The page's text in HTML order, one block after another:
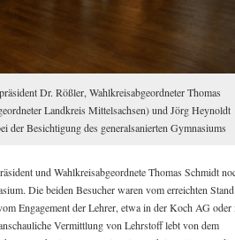
Dr. Rößler, Wahlkreisabgeordneter Thomas
Landkreis Mittelsachsen) und Jörg Heynoldt
der Besichtigung des generalsanierten Gymnasiums
und Wahlkreisabgeordnete Thomas Schmidt
Die beiden Besucher waren vom erreichten Stand
Engagement der Lehrer, etwa in der Koch AG oder
Vermittlung von Lehrstoff lebt von dem